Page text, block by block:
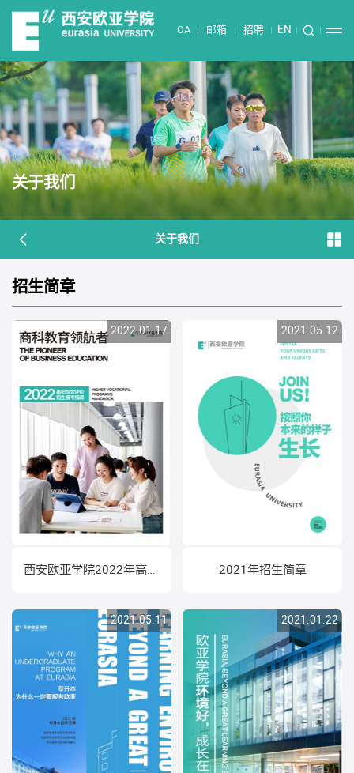
OA 邮箱 招聘 EN
关于我们
关于我们
招生简章
2022.01.17
西安欧亚学院2022年高职综合评价招生报考指南
2021.05.12
2021年招生简章
2021.05.11 2021.01.22